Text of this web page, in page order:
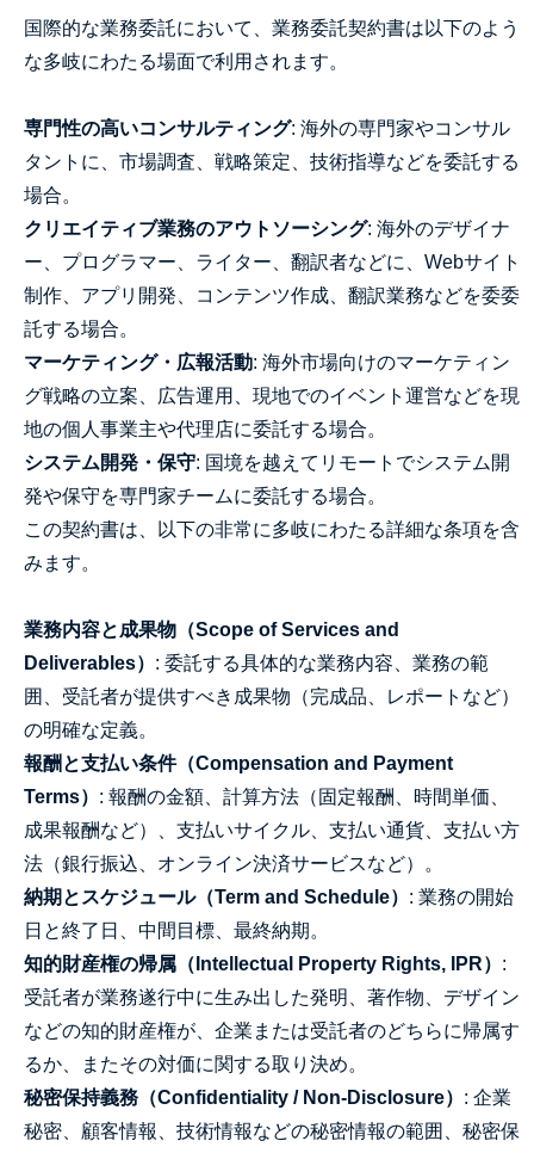
国際的な業務委託において、業務委託契約書は以下のよう
な多岐にわたる場面で利用されます。
専門性の高いコンサルティング: 海外の専門家やコンサル
タントに、市場調査、戦略策定、技術指導などを委託する
場合。
クリエイティブ業務のアウトソーシング: 海外のデザイナ
ー、プログラマー、ライター、翻訳者などに、Webサイト
制作、アプリ開発、コンテンツ作成、翻訳業務などを委委
託する場合。
マーケティング・広報活動: 海外市場向けのマーケティン
グ戦略の立案、広告運用、現地でのイベント運営などを現
地の個人事業主や代理店に委託する場合。
システム開発・保守: 国境を越えてリモートでシステム開
発や保守を専門家チームに委託する場合。
この契約書は、以下の非常に多岐にわたる詳細な条項を含
みます。
業務内容と成果物（Scope of Services and
Deliverables） : 委託する具体的な業務内容、業務の範
囲、受託者が提供すべき成果物（完成品、レポートなど）
の明確な定義。
報酬と支払い条件（Compensation and Payment
Terms） : 報酬の金額、計算方法（固定報酬、時間単価、
成果報酬など）、支払いサイクル、支払い通貨、支払い方
法（銀行振込、オンライン決済サービスなど）。
納期とスケジュール（Term and Schedule） : 業務の開始
日と終了日、中間目標、最終納期。
知的財産権の帰属（Intellectual Property Rights, IPR） :
受託者が業務遂行中に生み出した発明、著作物、デザイン
などの知的財産権が、企業または受託者のどちらに帰属す
るか、またその対価に関する取り決め。
秘密保持義務（Confidentiality / Non-Disclosure） : 企業
秘密、顧客情報、技術情報などの秘密情報の範囲、秘密保